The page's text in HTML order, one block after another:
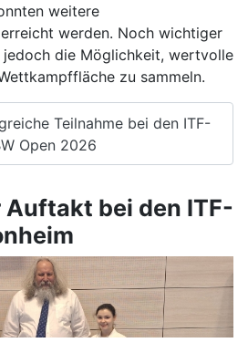
weitere
werden. Noch wichtiger
die Möglichkeit, wertvolle
zu sammeln.
Teilnahme bei den ITF-
Open 2026
bei den ITF-